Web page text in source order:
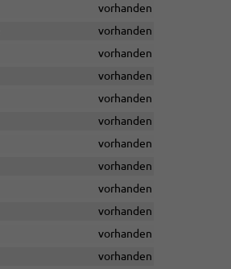
vorhanden
vorhanden
vorhanden
vorhanden
vorhanden
vorhanden
vorhanden
vorhanden
vorhanden
vorhanden
vorhanden
vorhanden